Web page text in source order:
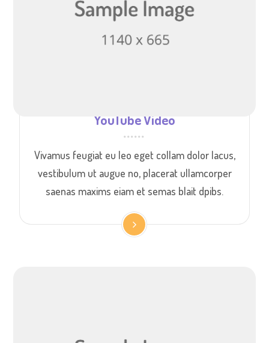
YouTube Video
Vivamus feugiat eu leo eget collam dolor lacus,
vestibulum ut augue no, placerat ullamcorper
saenas maxims eiam et semas blait dpibs.